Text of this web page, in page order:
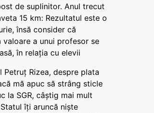
de suplinitor. Anul trecut
15 km: Rezultatul este o
însă consider că
valoare a unui profesor se
în relația cu elevii
Petruț Rizea, despre plata
mă apuc să strâng sticle
la SGR, câștig mai mult
îți aruncă niște